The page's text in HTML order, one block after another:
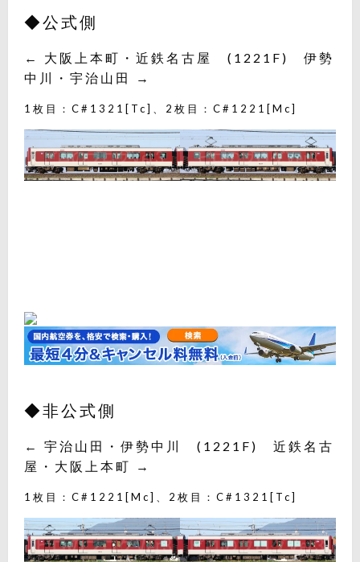
◆公式側
← 大阪上本町・近鉄名古屋 (1221F) 伊勢
中川・宇治山田 →
1枚目：C#1321[Tc]、2枚目：C#1221[Mc]
◆非公式側
← 宇治山田・伊勢中川 (1221F) 近鉄名古
屋・大阪上本町 →
1枚目：C#1221[Mc]、2枚目：C#1321[Tc]